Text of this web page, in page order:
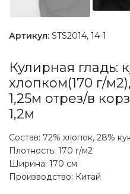
Артикул: STS2014, 14-1
Кулирная гладь:
хлопком(170 г/
1,25м отрез/в
1,2м
Состав: 72% хлопок, 28%
Плотность: 170 г/м2
Ширина: 170 см
Производство: Китай